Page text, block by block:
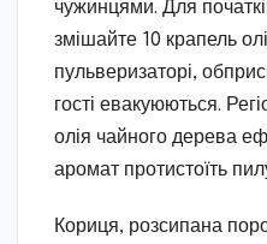
чужинцями. Для
змішайте 10 крапель
пульверизаторі,
гості евакуюються.
олія чайного дерева
аромат протистоїть
Кориця, розсипана